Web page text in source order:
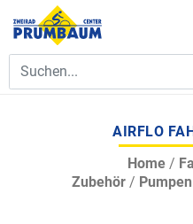
AIRFLO
Home/
Zubehör / Pumpen